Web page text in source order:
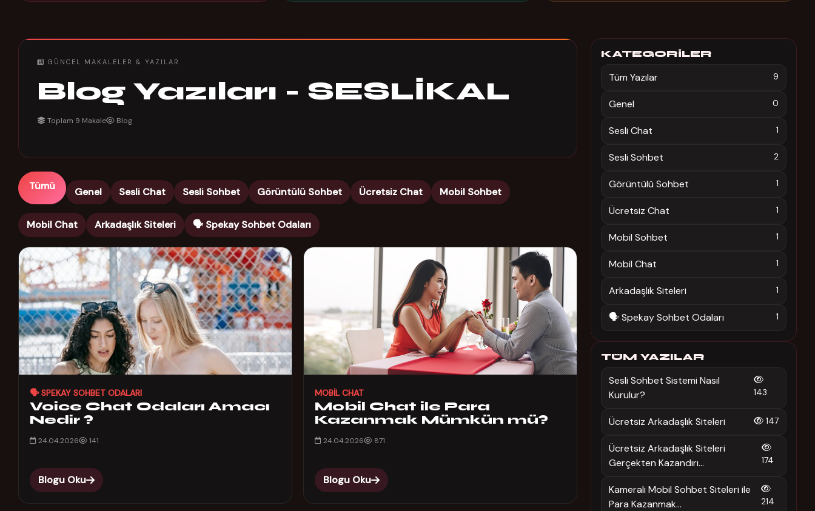
GÜNCEL MAKALELER & YAZILAR
Blog Yazıları - SESLİKAL
Toplam 9 Makale Blog
Tümü Genel Sesli Chat Sesli Sohbet Görüntülü Sohbet Ücretsiz Chat Mobil Sohbet
Mobil Chat Arkadaşlık Siteleri 🗣️ Spekay Sohbet Odaları
🗣️ SPEKAY SOHBET ODALARI
Voice Chat Odaları Amacı
Nedir ?
24.04.2026 141
Blogu Oku
MOBIL CHAT
Mobil Chat ile Para
Kazanmak Mümkün mü?
24.04.2026 871
Blogu Oku
KATEGORILER
Tüm Yazılar 9
Genel 0
Sesli Chat 1
Sesli Sohbet 2
Görüntülü Sohbet 1
Ücretsiz Chat 1
Mobil Sohbet 1
Mobil Chat 1
Arkadaşlık Siteleri 1
🗣️ Spekay Sohbet Odaları 1
TÜM YAZILAR
Sesli Sohbet Sistemi Nasıl
Kurulur?
143
Ücretsiz Arkadaşlık Siteleri 147
Ücretsiz Arkadaşlık Siteleri
Gerçekten Kazandırı...
174
Kameralı Mobil Sohbet Siteleri ile
Para Kazanmak...
214